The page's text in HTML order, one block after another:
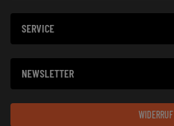
SERVICE
NEWSLETTER
WIDERRUF